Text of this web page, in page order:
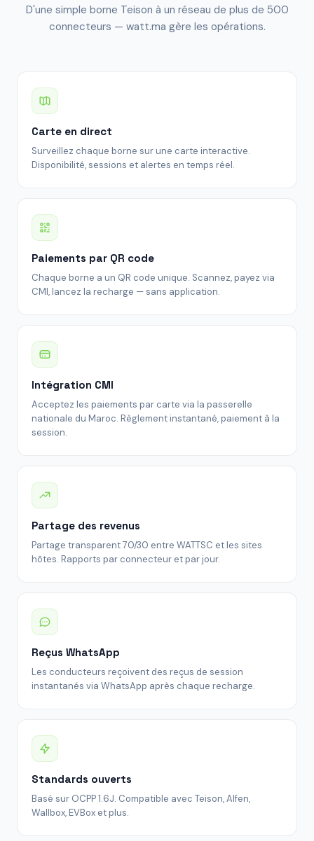
D'une simple borne Teison à un réseau de plus de 500
connecteurs — watt.ma gère les opérations.
Carte en direct
Surveillez chaque borne sur une carte interactive.
Disponibilité, sessions et alertes en temps réel.
Paiements par QR code
Chaque borne a un QR code unique. Scannez, payez via
CMI, lancez la recharge — sans application.
Intégration CMI
Acceptez les paiements par carte via la passerelle
nationale du Maroc. Règlement instantané, paiement à la
session.
Partage des revenus
Partage transparent 70/30 entre WATTSC et les sites
hôtes. Rapports par connecteur et par jour.
Reçus WhatsApp
Les conducteurs reçoivent des reçus de session
instantanés via WhatsApp après chaque recharge.
Standards ouverts
Basé sur OCPP 1.6J. Compatible avec Teison, Alfen,
Wallbox, EVBox et plus.